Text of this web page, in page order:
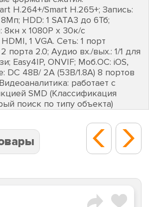
H.264+/Smart H.265+; Запись:
HDD: 1 SATA3 до 6Тб;
х 1080Р х 30к/с
1 VGA. Сеть: 1 порт
порта 2.0; Аудио вх./вых.: 1/1 для
Easy4IP, ONVIF; Моб.ОС: iOS,
DC 48В/ 2А (53В/1.8А) 8 портов
работает с
SMD (Классификация
поиск по типу объекта)